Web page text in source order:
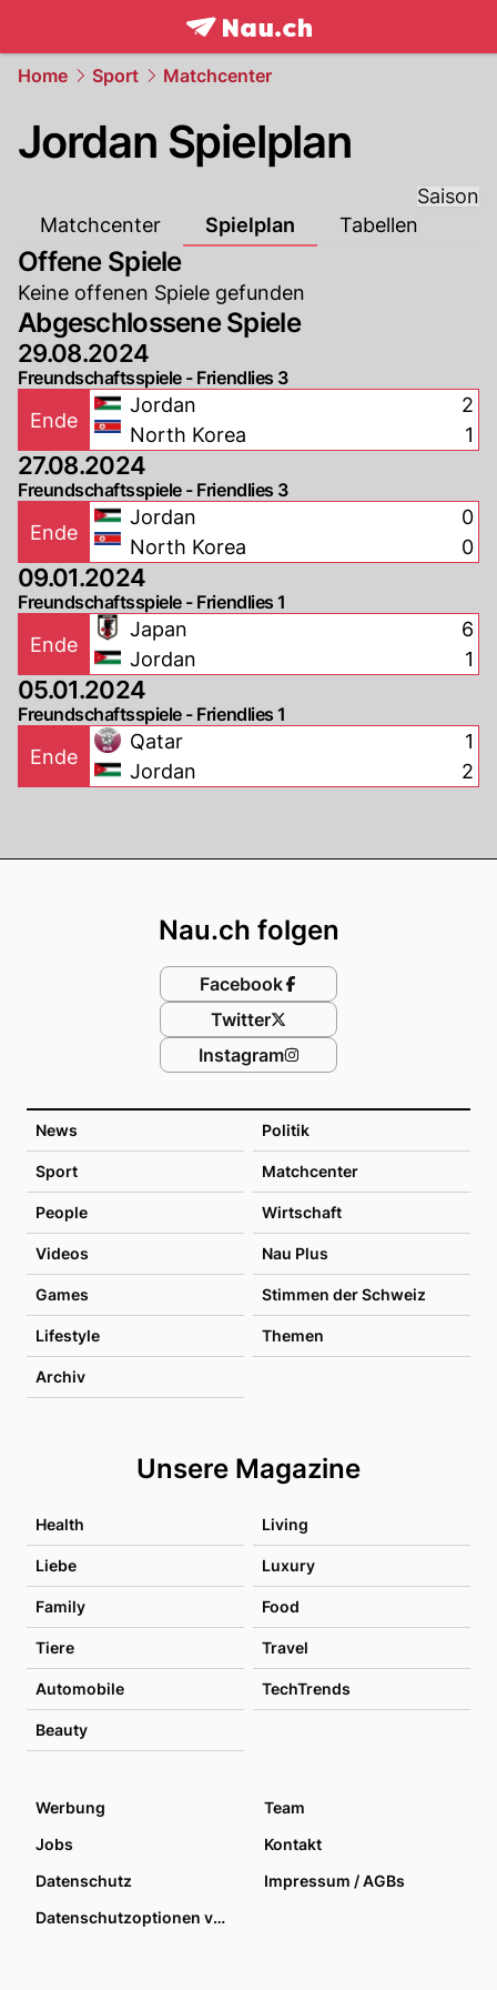
frontpage.NAU.ch
Home Sport Matchcenter
Jordan Spielplan
Saison
Matchcenter
Spielplan Tabellen
Offene Spiele
Keine offenen Spiele gefunden
Abgeschlossene Spiele
29.08.2024
Freundschaftsspiele - Friendlies 3
Ende
Jordan
North Korea
2
1
27.08.2024
Freundschaftsspiele - Friendlies 3
Ende
Jordan
North Korea
0
0
09.01.2024
Freundschaftsspiele - Friendlies 1
Ende
Japan
Jordan
6
1
05.01.2024
Freundschaftsspiele - Friendlies 1
Ende
Qatar
Jordan
1
2
News Politik
Sport Matchcenter
People Wirtschaft
Videos Nau Plus
Games Stimmen der Schweiz
Lifestyle Themen
Archiv
Unsere Magazine
Health Living
Liebe Luxury
Family Food
Tiere Travel
Automobile TechTrends
Beauty
Nau.ch folgen
Facebook
Twitter
Instagram
Werbung
Team
Jobs
Kontakt
Datenschutz
Impressum / AGBs
Datenschutzoptionen verwalten